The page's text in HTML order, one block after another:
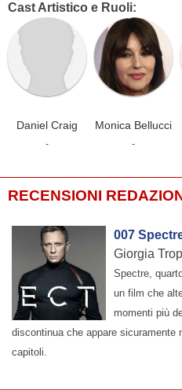
Cast Artistico e Ruoli:
Daniel Craig
-
Monica Bellucci
-
RECENSIONI
007
Giorgia
Spectre,
un film che
momenti più
discontinua che appare sicuramente
capitoli.